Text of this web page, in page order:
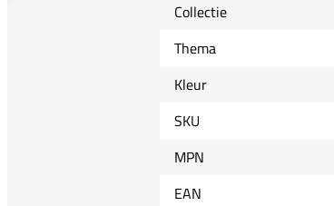
Collectie
Thema
Kleur
SKU
MPN
EAN